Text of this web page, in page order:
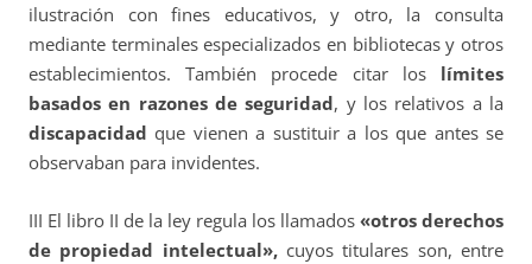
ilustración con fines educativos, y otro, la consulta
mediante terminales especializados en bibliotecas y otros
establecimientos. También procede citar los límites
basados en razones de seguridad, y los relativos a la
discapacidad que vienen a sustituir a los que antes se
observaban para invidentes.
III El libro II de la ley regula los llamados «otros derechos
de propiedad intelectual», cuyos titulares son, entre